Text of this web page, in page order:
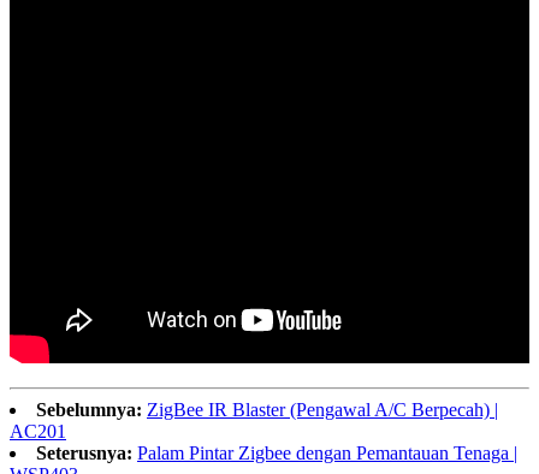
Sebelumnya: ZigBee IR Blaster (Pengawal A/C Berpecah) |
AC201
Seterusnya: Palam Pintar Zigbee dengan Pemantauan Tenaga |